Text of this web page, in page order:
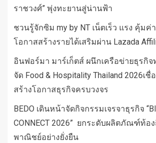
ราชวงศ์” พุ่งทะยานสู่น่านฟ้า
ชวนรู้จักซิม my by NT เน็ตเร็ว แรง คุ้มค่
โอกาสสร้างรายได้เสริมผ่าน Lazada
อินฟอร์มา มาร์เก็ตส์ ผนึกเครือข่ายธุรกิจ
จัด Food & Hospitality Thailand 2026เ
สร้างโอกาสธุรกิจครบวงจร
BEDO เดินหน้าจัดกิจกรรมเจรจาธุรกิจ
CONNECT 2026” ยกระดับผลิตภัณฑ์ท้อ
พาณิชย์อย่างยั่งยืน